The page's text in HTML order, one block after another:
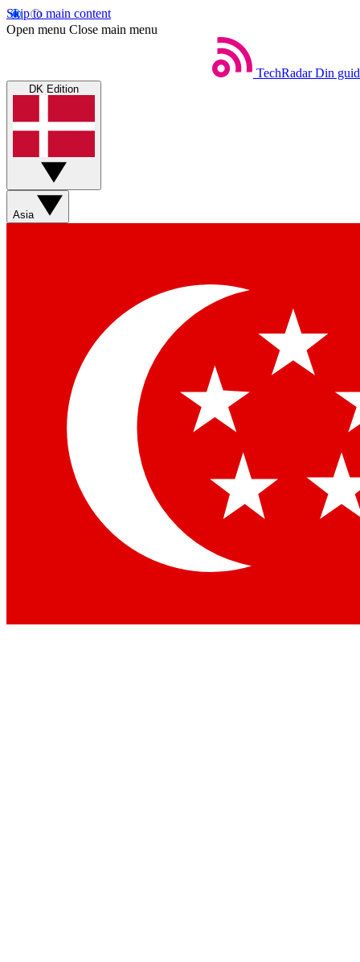
Skip to main content
Open menu Close main menu
TechRadar Din
DK Edition
Asia